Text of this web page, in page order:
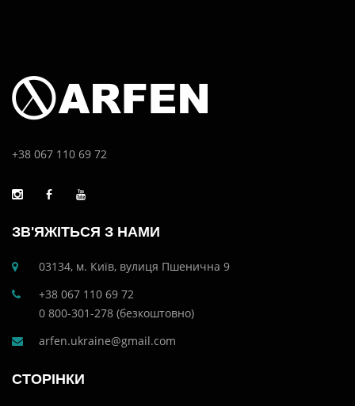
+38 067 110 69 72
ЗВ'ЯЖІТЬСЯ З НАМИ
03134, м. Київ, вулиця Пшенична 9
+38 067 110 69 72
0 800-301-278 (безкоштовно)
arfen.ukraine@gmail.com
СТОРІНКИ